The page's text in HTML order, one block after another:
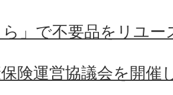
ら」で不要品をリユ
険運営協議会を開催